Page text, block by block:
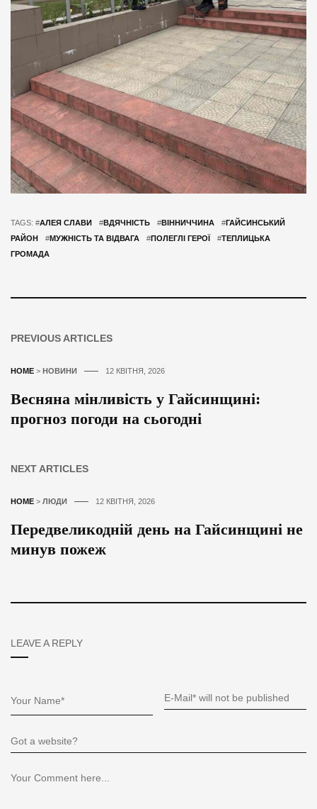
TAGS: #АЛЕЯ СЛАВИ #ВДЯЧНІСТЬ #ВІННИЧЧИНА #ГАЙСИНСЬКИЙ
РАЙОН
#МУЖНІСТЬ ТА ВІДВАГА #ПОЛЕГЛІ ГЕРОЇ #ТЕПЛИЦЬКА
ГРОМАДА
PREVIOUS ARTICLES
HOME > НОВИНИ 12 КВІТНЯ, 2026
Весняна мінливість у Гайсинщині:
прогноз погоди на сьогодні
NEXT ARTICLES
HOME > ЛЮДИ 12 КВІТНЯ, 2026
Передвеликодній день на Гайсинщині не
минув пожеж
LEAVE A REPLY